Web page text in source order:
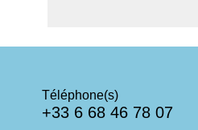
Téléphone(s)
+33 6 68 46 78 07